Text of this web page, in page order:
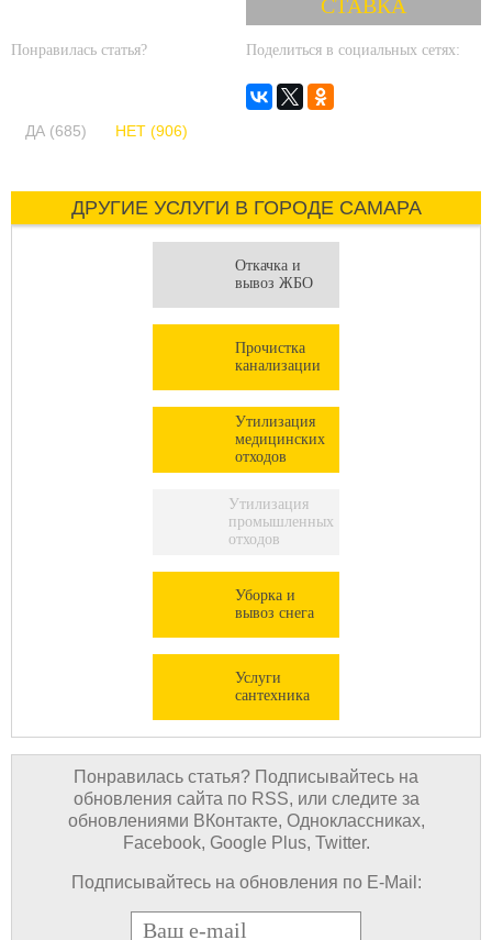
Понравилась статья?
ДА (685) НЕТ (906)
Поделиться в социальных сетях:
ДРУГИЕ УСЛУГИ В ГОРОДЕ САМАРА
Откачка и
вывоз ЖБО
Прочистка
канализации
Утилизация
медицинских
отходов
Утилизация
промышленных
отходов
Уборка и
вывоз снега
Услуги
сантехника
Понравилась статья? Подписывайтесь на
обновления сайта по RSS, или следите за
обновлениями ВКонтакте, Одноклассниках,
Facebook, Google Plus, Twitter.
Подписывайтесь на обновления по E-Mail:
E-mail